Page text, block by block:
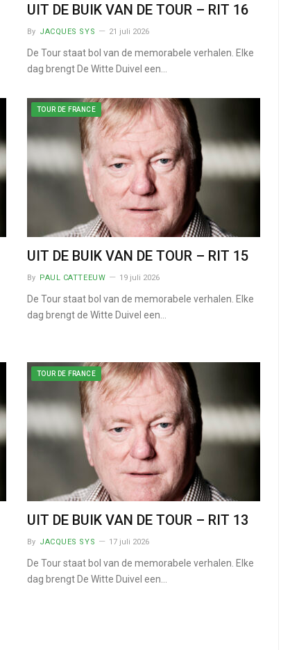
UIT DE BUIK VAN DE TOUR – RIT 16
By JACQUES SYS 21 juli 2026
De Tour staat bol van de memorabele verhalen. Elke
dag brengt De Witte Duivel een…
TOUR DE FRANCE
UIT DE BUIK VAN DE TOUR – RIT 15
By PAUL CATTEEUW 19 juli 2026
De Tour staat bol van de memorabele verhalen. Elke
dag brengt de Witte Duivel een…
TOUR DE FRANCE
UIT DE BUIK VAN DE TOUR – RIT 13
By JACQUES SYS 17 juli 2026
De Tour staat bol van de memorabele verhalen. Elke
dag brengt De Witte Duivel een…